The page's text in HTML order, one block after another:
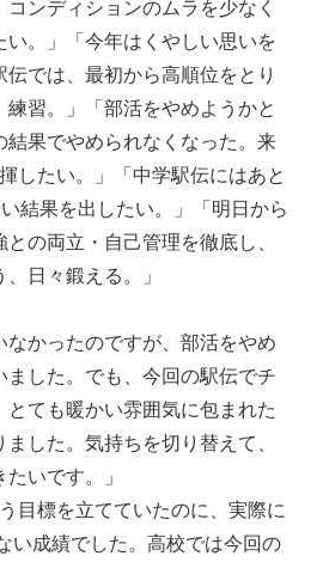
ンディションのムラを少なく
い。」「今年はくやしい思いを
伝では、最初から高順位をとり
習。」「部活をやめようかと
結果でやめられなくなった。来
したい。」「中学駅伝にはあと
結果を出したい。」「明日から
の両立・自己管理を徹底し、
日々鍛える。」
なかったのですが、部活をやめ
ました。でも、今回の駅伝でチ
ても暖かい雰囲気に包まれた
した。気持ちを切り替えて、
いです。」
目標を立てていたのに、実際に
い成績でした。高校では今回の